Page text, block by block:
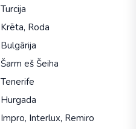
Turcija
Krēta, Roda
Bulgārija
Šarm eš Šeiha
Tenerife
Hurgada
Impro, Interlux, Remiro